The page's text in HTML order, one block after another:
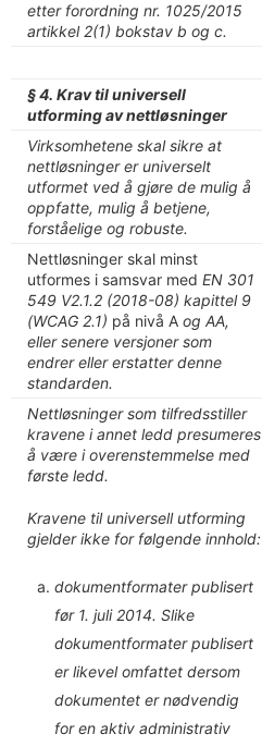
etter forordning nr. 1025/2015
artikkel 2(1) bokstav b og c.
§ 4. Krav til universell
utforming av nettløsninger
Virksomhetene skal sikre at
nettløsninger er universelt
utformet ved å gjøre de mulig å
oppfatte, mulig å betjene,
forståelige og robuste.
Nettløsninger skal minst
utformes i samsvar med EN 301
549 V2.1.2 (2018-08) kapittel 9
(WCAG 2.1) på nivå A og AA,
eller senere versjoner som
endrer eller erstatter denne
standarden.
Nettløsninger som tilfredsstiller
kravene i annet ledd presumeres
å være i overenstemmelse med
første ledd.
Kravene til universell utforming
gjelder ikke for følgende innhold:
dokumentformater publisert
før 1. juli 2014. Slike
dokumentformater publisert
er likevel omfattet dersom
dokumentet er nødvendig
for en aktiv administrativ